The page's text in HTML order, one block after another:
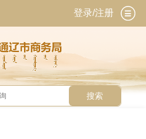
登录/注册
搜索